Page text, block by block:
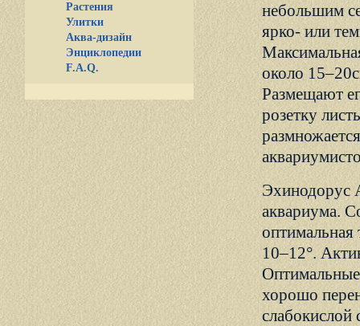
Растения
Улитки
Аква-дизайн
Энциклопедии
F.A.Q.
небольшим
ярко- или
около
Размещают
розетку
Эхинодорус
аквариума.
10–12°.
Оптимальные
хорошо
слабокислой